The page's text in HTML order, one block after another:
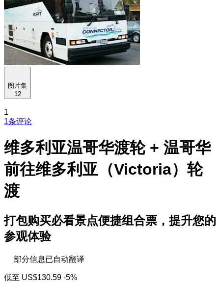
图片集
12
1
1条评论
维多利亚温哥华渡轮 + 温哥华
前往维多利亚（Victoria）轮
渡
打包购买必看景点便捷组合票，提升您的
参观体验
部分信息已自动翻译
低至 US$130.59 -5%